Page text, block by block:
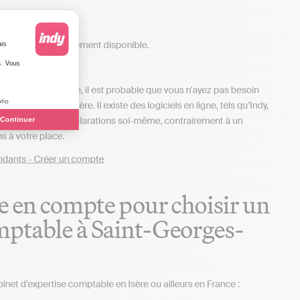
: Personnalisez vos Options
Vous
Continuer
d'Isère est également disponible.
toute autonomie, il est probable que vous n'ayez pas besoin
d'Isère. Il existe des logiciels en ligne, tels qu’Indy,
ses déclarations soi-même, contrairement à un
à votre place.
en compte pour choisir un
à Saint-Georges-
d’expertise comptable en Isère ou ailleurs en France :